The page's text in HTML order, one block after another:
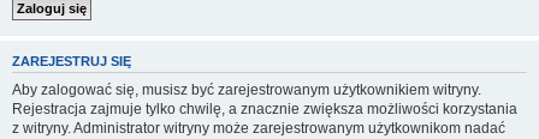
ZAREJESTRUJ SIĘ
Aby zalogować się, musisz być zarejestrowanym użytkownikiem witryny.
Rejestracja zajmuje tylko chwilę, a znacznie zwiększa możliwości korzystania
z witryny. Administrator witryny może zarejestrowanym użytkownikom nadać